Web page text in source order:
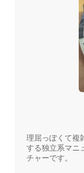
理屈っぽくて複
する独立系マニ
チャーです。